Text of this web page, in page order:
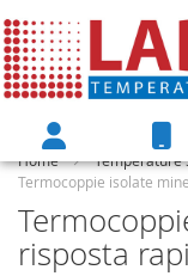
Home Temperature
Termocoppie isolate
risposta